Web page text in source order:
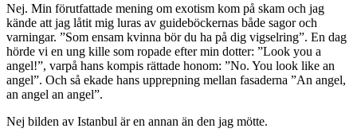
Nej. Min förutfattade mening om exotism kom på skam och jag
kände att jag låtit mig luras av guideböckernas både sagor och
varningar. ”Som ensam kvinna bör du ha på dig vigselring”. En dag
hörde vi en ung kille som ropade efter min dotter: ”Look you a
angel!”, varpå hans kompis rättade honom: ”No. You look like an
angel”. Och så ekade hans upprepning mellan fasaderna ”An angel,
an angel an angel”.
Nej bilden av Istanbul är en annan än den jag mötte.